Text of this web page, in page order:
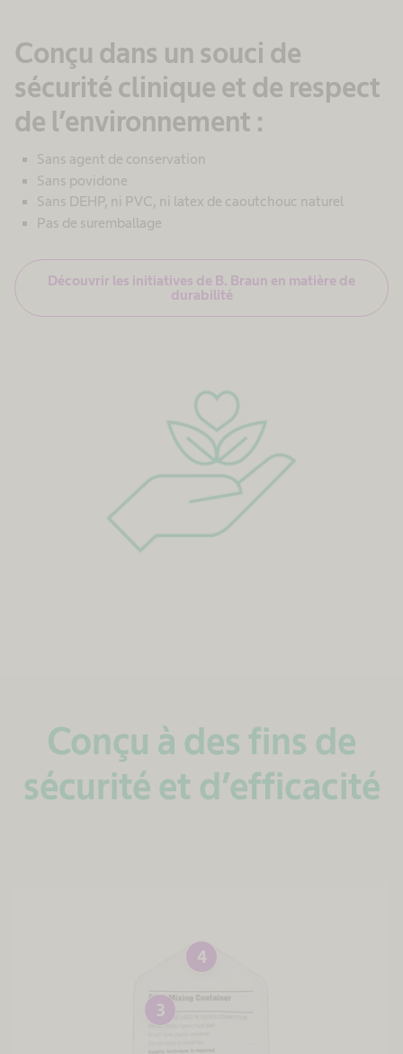
Conçu dans un souci de
sécurité clinique et de respect
de l’environnement :
Sans agent de conservation
Sans povidone
Sans DEHP, ni PVC, ni latex de caoutchouc naturel
Pas de suremballage
Découvrir les initiatives de B. Braun en matière de
durabilité
Conçu à des fins de
sécurité et d’efficacité
3
4